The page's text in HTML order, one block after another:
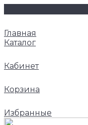
Главная
Каталог
Кабинет
Корзина
Избранные